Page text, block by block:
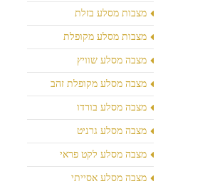
מצבות מסלע בזלת
מצבות מסלע מקופלת
מצבה מסלע שוויץ
מצבה מסלע מקופלת זהב
מצבה מסלע בורדו
מצבה מסלע גרניט
מצבה מסלע לקט פראי
מצבה מסלע אסייתי